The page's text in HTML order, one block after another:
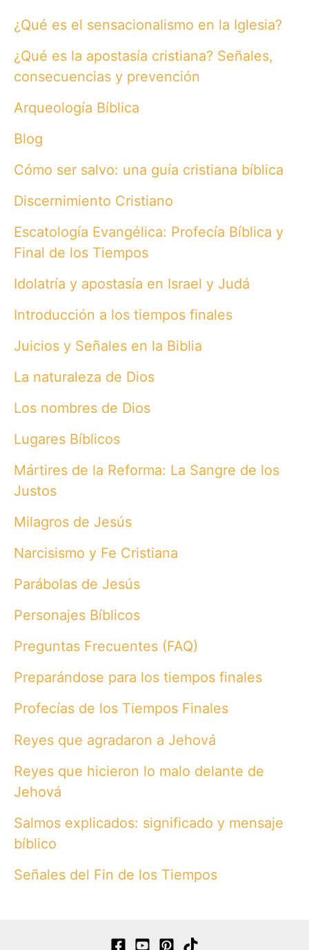
c
f
o
r
¿Qué es el sensacionalismo en la Iglesia?
¿Qué es la apostasía cristiana? Señales,
consecuencias y prevención
Arqueología Bíblica
Blog
Cómo ser salvo: una guía cristiana bíblica
Discernimiento Cristiano
Escatología Evangélica: Profecía Bíblica y
Final de los Tiempos
Idolatría y apostasía en Israel y Judá
Introducción a los tiempos finales
Juicios y Señales en la Biblia
La naturaleza de Dios
Los nombres de Dios
Lugares Bíblicos
Mártires de la Reforma: La Sangre de los
Justos
Milagros de Jesús
Narcisismo y Fe Cristiana
Parábolas de Jesús
Personajes Bíblicos
Preguntas Frecuentes (FAQ)
Preparándose para los tiempos finales
Profecías de los Tiempos Finales
Reyes que agradaron a Jehová
Reyes que hicieron lo malo delante de
Jehová
Salmos explicados: significado y mensaje
bíblico
Señales del Fin de los Tiempos